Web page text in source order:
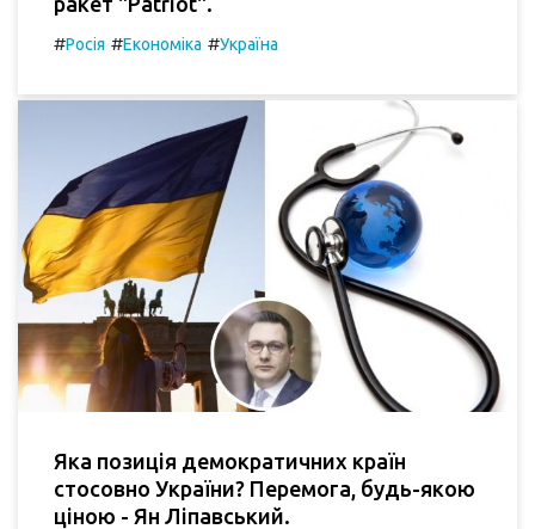
#Росія #Економіка #Україна
Яка позиція демократичних країн
стосовно України? Перемога, будь-якою
ціною - Ян Ліпавський.